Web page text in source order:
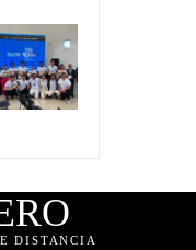
DISTANCIA